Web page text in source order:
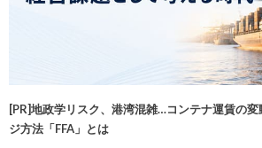
[PR]地政学リスク、港湾混雑…コンテナ運賃の
ジ方法「FFA」とは